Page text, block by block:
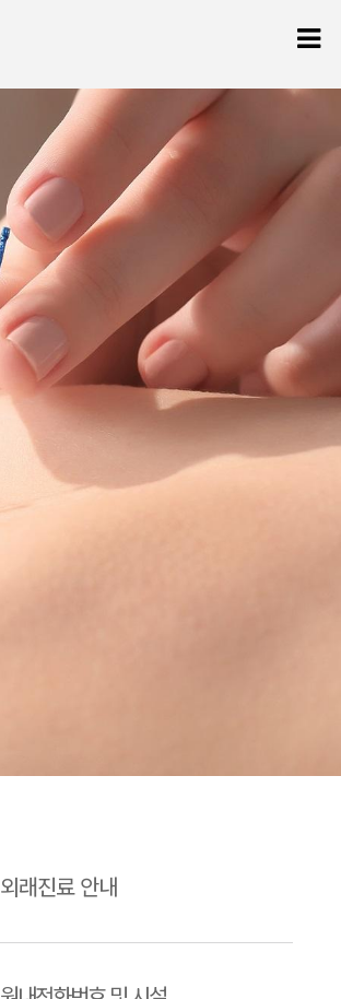
외래진료 안내